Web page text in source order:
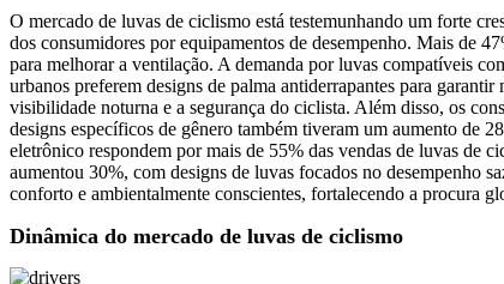
O mercado de luvas de ciclismo está testemunhando um forte
dos consumidores por equipamentos de desempenho. Mais de
para melhorar a ventilação. A demanda por luvas compatíveis
urbanos preferem designs de palma antiderrapantes para
visibilidade noturna e a segurança do ciclista. Além disso, os
designs específicos de gênero também tiveram um aumento de
eletrônico respondem por mais de 55% das vendas de luvas de
aumentou 30%, com designs de luvas focados no desempenho
conforto e ambientalmente conscientes, fortalecendo a procura
Dinâmica do mercado de luvas de ciclismo